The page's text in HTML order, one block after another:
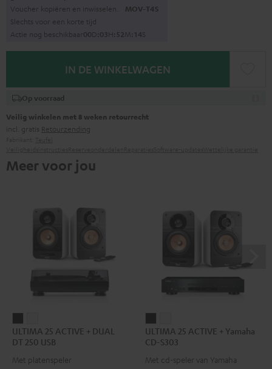
Voucher kopiëren en inwisselen. MOV-T4S
Slechts voor een korte tijd
Actie nog beschikbaar00D:03H: 52M:13S
IN DE WINKELWAGEN
Op voorraad
Veilig winkelen met 8 weken retourrecht
incl. gratis Retourzending
Meer voor jou
25
ACTIVE
+
25
ACTIVE
+
ULTIMA 25 ACTIVE + DUAL
DT 250 USB
Met platenspeler
25
ACTIVE
+
25
ACTIVE
+
ULTIMA 25 ACTIVE + Yamaha
CD-S303
Met cd-speler van Yamaha